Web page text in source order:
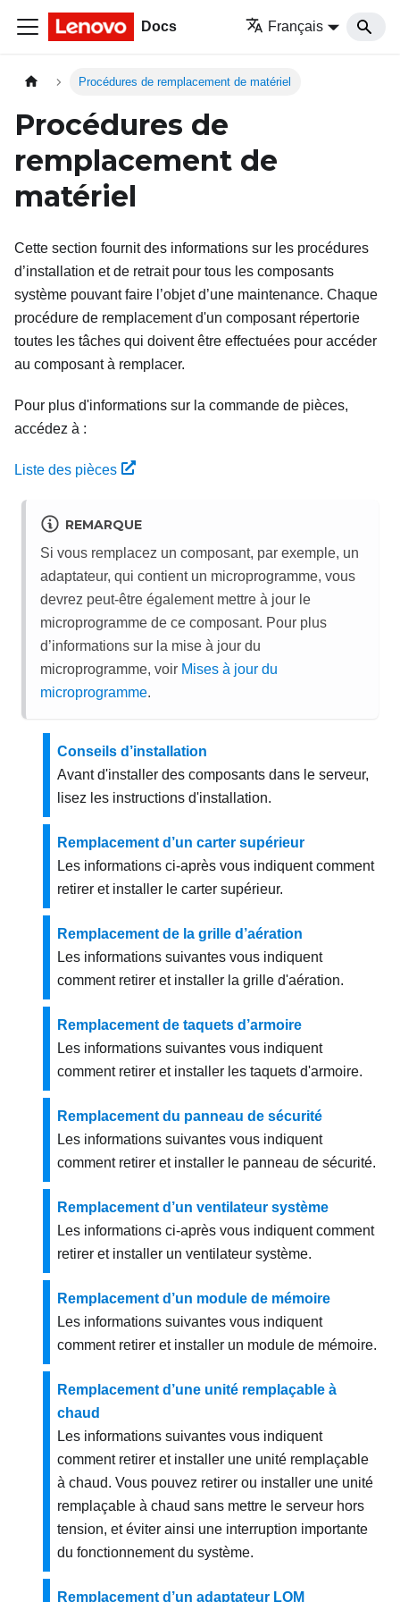
Docs Français
Procédures de remplacement de matériel
Procédures de
remplacement de
matériel
Cette section fournit des informations sur les procédures
d’installation et de retrait pour tous les composants
système pouvant faire l’objet d’une maintenance. Chaque
procédure de remplacement d'un composant répertorie
toutes les tâches qui doivent être effectuées pour accéder
au composant à remplacer.
Pour plus d'informations sur la commande de pièces,
accédez à :
Liste des pièces
REMARQUE
Si vous remplacez un composant, par exemple, un
adaptateur, qui contient un microprogramme, vous
devrez peut-être également mettre à jour le
microprogramme de ce composant. Pour plus
d’informations sur la mise à jour du
microprogramme, voir Mises à jour du
microprogramme.
Conseils d’installation
Avant d'installer des composants dans le serveur,
lisez les instructions d'installation.
Remplacement d’un carter supérieur
Les informations ci-après vous indiquent comment
retirer et installer le carter supérieur.
Remplacement de la grille d’aération
Les informations suivantes vous indiquent
comment retirer et installer la grille d'aération.
Remplacement de taquets d’armoire
Les informations suivantes vous indiquent
comment retirer et installer les taquets d'armoire.
Remplacement du panneau de sécurité
Les informations suivantes vous indiquent
comment retirer et installer le panneau de sécurité.
Remplacement d’un ventilateur système
Les informations ci-après vous indiquent comment
retirer et installer un ventilateur système.
Remplacement d’un module de mémoire
Les informations suivantes vous indiquent
comment retirer et installer un module de mémoire.
Remplacement d’une unité remplaçable à
chaud
Les informations suivantes vous indiquent
comment retirer et installer une unité remplaçable
à chaud. Vous pouvez retirer ou installer une unité
remplaçable à chaud sans mettre le serveur hors
tension, et éviter ainsi une interruption importante
du fonctionnement du système.
Remplacement d’un adaptateur LOM